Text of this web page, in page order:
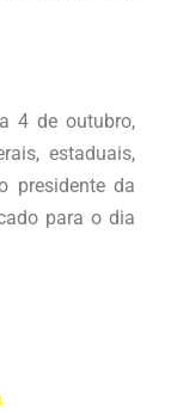
4 de outubro,
estaduais,
presidente da
para o dia